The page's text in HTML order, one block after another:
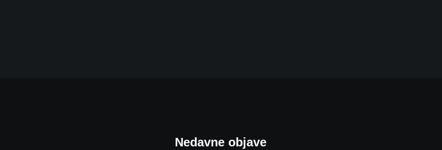
Nedavne objave